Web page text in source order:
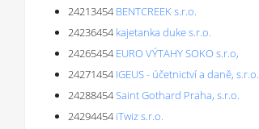
24213454 BENTCREEK s.r.o.
24236454 kajetanka duke s.r.o.
24265454 EURO VÝTAHY SOKO s.r.o,
24271454 IGEUS - účetnictví a daně, s.r.o.
24288454Saint Gothard Praha, s.r.o.
24294454 iTwiz s.r.o.